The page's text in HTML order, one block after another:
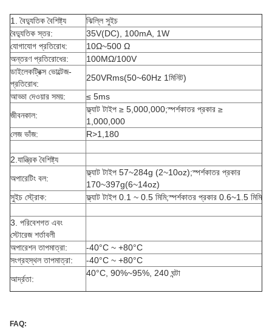
1. বৈদ্যুতিক বৈশিষ্ট্য
ঝিল্লি সুইচ
বৈদ্যুতিক স্তর:
35V(DC), 100mA, 1W
যোগাযোগ প্রতিরোধ:
10Ω~500 Ω
অন্তরণ প্রতিরোধের:
100MΩ/100V
ডাইলেকট্রিক্স ভোল্টেজ-
প্রতিরোধ:
250VRms(50~60Hz 1মিনিট)
আড্ডা দেওয়ার সময়:
≤ 5ms
জীবনকাল:
ফ্ল্যাট টাইপ ≥ 5,000,000;স্পর্শকাতর প্রকার ≥
1,000,000
লেজ ভাঁজ:
R>1,180
2.যান্ত্রিক বৈশিষ্ট্য
অপারেটিং বল:
ফ্ল্যাট টাইপ 57~284g (2~10oz);স্পর্শকাতর প্রকার
170~397g(6~14oz)
সুইচ স্ট্রোক:
ফ্ল্যাট টাইপ 0.1 ~ 0.5 মিমি;স্পর্শকাতর প্রকার 0.6~1.5 মিমি
3. পরিবেশগত এবং
স্টোরেজ শর্তাবলী
অপারেশন তাপমাত্রা:
-40°C ~ +80°C
সংগ্রহস্থল তাপমাত্রা:
-40°C ~ +80°C
আর্দ্রতা:
40°C, 90%~95%, 240 ঘন্টা
FAQ: